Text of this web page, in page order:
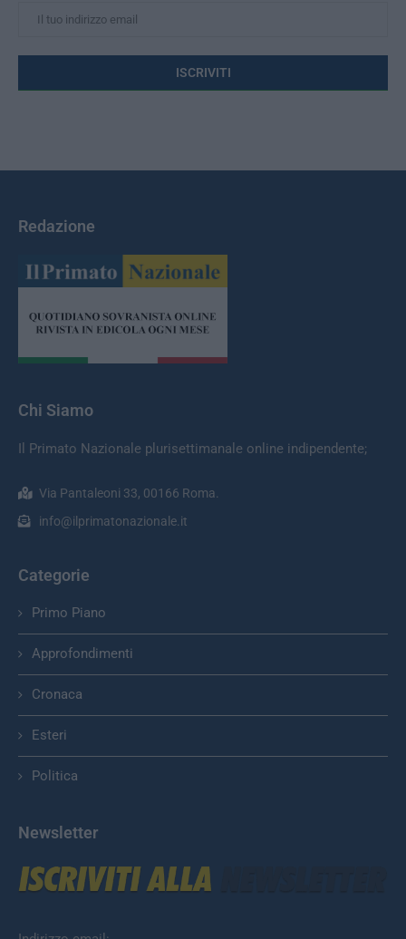
Redazione
Chi Siamo
Il Primato Nazionale plurisettimanale online indipendente;
Via Pantaleoni 33, 00166 Roma.
info@ilprimatonazionale.it
Categorie
Primo Piano
Approfondimenti
Cronaca
Esteri
Politica
Newsletter